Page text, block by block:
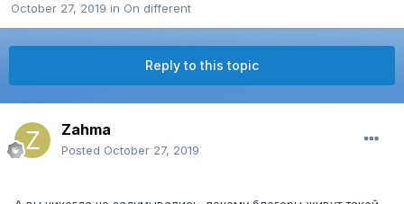
October 27, 2019 in On different
Reply to this topic
Zahma
Posted October 27, 2019